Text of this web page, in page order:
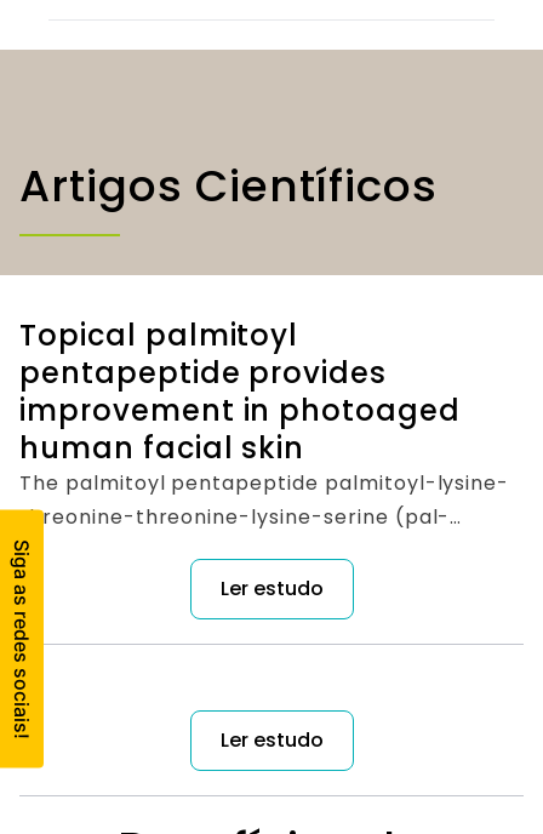
Artigos Científicos
Topical palmitoyl
pentapeptide provides
improvement in photoaged
human facial skin
The palmitoyl pentapeptide palmitoyl-lysine-
threonine-threonine-lysine-serine (pal-
KTTKS) is a synthetic material that was
designed as a topical agent to stimulate
collagen production and thus provide a skin
anti-wrinkle benefit. To determine if pal-KTTKS
is effective, the clinical study reported here
was conducted. Caucasian female subjects (n
= 93, aged 35-55) participated in a 12-week,
double-blind, placebo-controlled, split-face,
left-right randomized clinical study assessing
Ler estudo
Ler estudo